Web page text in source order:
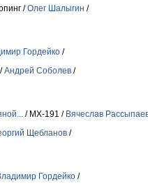
/Олег Шалыгин /
Гордейко /
/Андрей Соболев /
/ МХ-191 / Вячеслав
Щебланов /
Гордейко /